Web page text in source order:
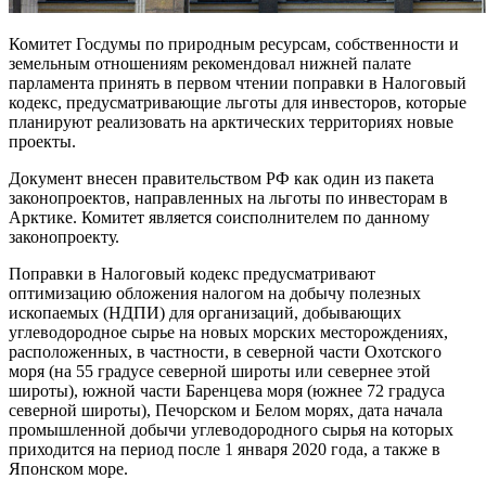
Комитет Госдумы по природным ресурсам, собственности и
земельным отношениям рекомендовал нижней палате
парламента принять в первом чтении поправки в Налоговый
кодекс, предусматривающие льготы для инвесторов, которые
планируют реализовать на арктических территориях новые
проекты.
Документ внесен правительством РФ как один из пакета
законопроектов, направленных на льготы по инвесторам в
Арктике. Комитет является соисполнителем по данному
законопроекту.
Поправки в Налоговый кодекс предусматривают
оптимизацию обложения налогом на добычу полезных
ископаемых (НДПИ) для организаций, добывающих
углеводородное сырье на новых морских месторождениях,
расположенных, в частности, в северной части Охотского
моря (на 55 градусе северной широты или севернее этой
широты), южной части Баренцева моря (южнее 72 градуса
северной широты), Печорском и Белом морях, дата начала
промышленной добычи углеводородного сырья на которых
приходится на период после 1 января 2020 года, а также в
Японском море.